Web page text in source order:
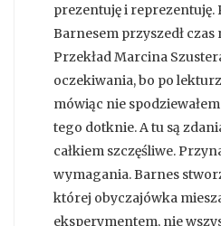
prezentuję i reprezentuję.
Barnesem przyszedł czas
Przekład Marcina
oczekiwania, bo po
mówiąc nie
tego dotknie. A tu są
całkiem szczęśliwe.
wymagania. Barnes
której obyczajówka
eksperymentem, nie